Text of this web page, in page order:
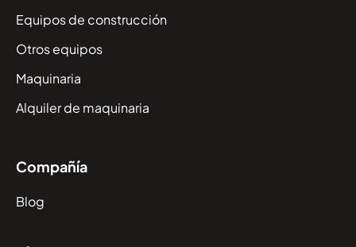
Equipos de construcción
Otros equipos
Maquinaria
Alquiler de maquinaria
Compañía
Blog